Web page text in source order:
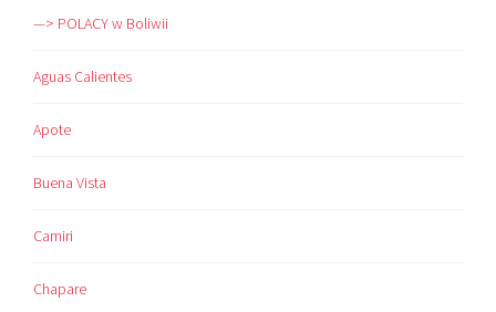
—> POLACY w Boliwii
Aguas Calientes
Apote
Buena Vista
Camiri
Chapare